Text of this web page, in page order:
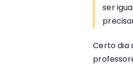
ser
Certo dia